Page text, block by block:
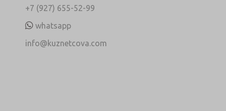
+7 (927) 655-52-99
whatsapp
info@kuznetcova.com